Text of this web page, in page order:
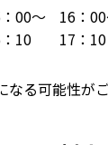
00～
10
16：
17：10
る可能性がご